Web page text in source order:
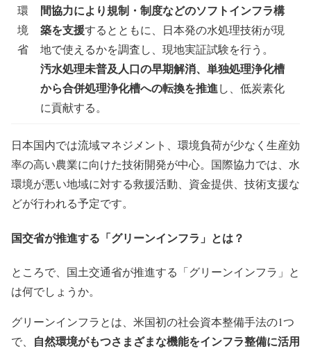
環
境
省
間協力により規制・制度などのソフトインフラ構
築を支援するとともに、日本発の水処理技術が現
地で使えるかを調査し、現地実証試験を行う。
汚水処理未普及人口の早期解消、単独処理浄化槽
から合併処理浄化槽への転換を推進し、低炭素化
に貢献する。
日本国内では流域マネジメント、環境負荷が少なく生産効
率の高い農業に向けた技術開発が中心。国際協力では、水
環境が悪い地域に対する救援活動、資金提供、技術支援な
どが行われる予定です。
国交省が推進する「グリーンインフラ」とは？
ところで、国土交通省が推進する「グリーンインフラ」と
は何でしょうか。
グリーンインフラとは、米国初の社会資本整備手法の1つ
で、 自然環境がもつさまざまな機能をインフラ整備に活用